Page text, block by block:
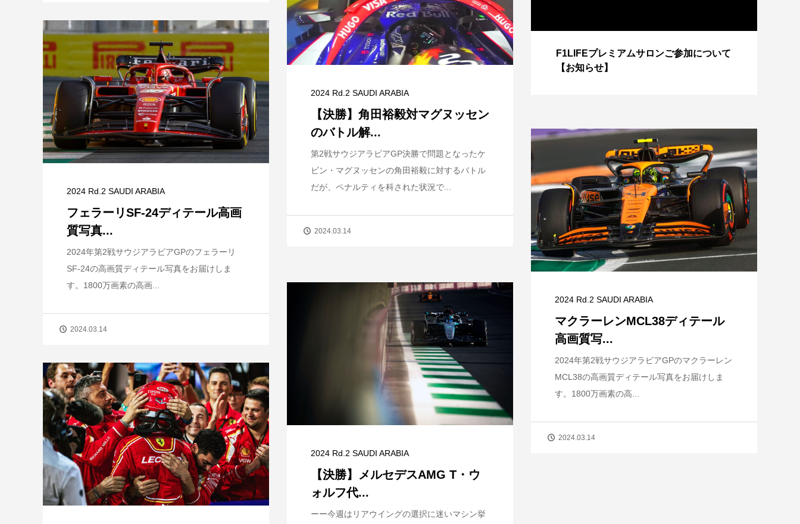
【短期集中連載】ホンダ第4期、苦境と
成功のターニングポイント
F1LIFEプレミアムサロンご参加について
【お知らせ】
2024 Rd.2 SAUDI ARABIA
【決勝】角田裕毅対マグヌッセン
のバトル解...
第2戦サウジアラビアGP決勝で問題となったケ
ビン・マグヌッセンの角田裕毅に対するバトル
だが、ペナルティを科された状況で...
2024.03.14
2024 Rd.2 SAUDI ARABIA
フェラーリSF-24ディテール高画
質写真...
2024年第2戦サウジアラビアGPのフェラーリ
SF-24の高画質ディテール写真をお届けしま
す。1800万画素の高画...
2024.03.14
2024 Rd.2 SAUDI ARABIA
マクラーレンMCL38ディテール
高画質写...
2024年第2戦サウジアラビアGPのマクラーレン
MCL38の高画質ディテール写真をお届けしま
す。1800万画素の高...
2024.03.14
2024 Rd.2 SAUDI ARABIA
【決勝】メルセデスAMG T・ウ
ォルフ代...
ーー今週はリアウイングの選択に迷いマシン挙